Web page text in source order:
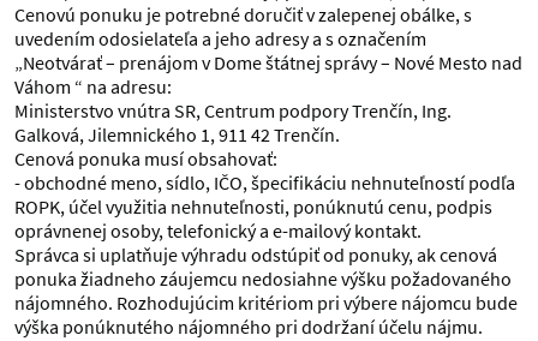
Cenovú ponuku je potrebné doručiť v zalepenej obálke, s
uvedením odosielateľa a jeho adresy a s označením
„Neotvárať – prenájom v Dome štátnej správy – Nové Mesto nad
Váhom “ na adresu:
Ministerstvo vnútra SR, Centrum podpory Trenčín, Ing.
Galková, Jilemnického 1, 911 42 Trenčín.
Cenová ponuka musí obsahovať:
- obchodné meno, sídlo, IČO, špecifikáciu nehnuteľností podľa
ROPK, účel využitia nehnuteľnosti, ponúknutú cenu, podpis
oprávnenej osoby, telefonický a e-mailový kontakt.
Správca si uplatňuje výhradu odstúpiť od ponuky, ak cenová
ponuka žiadneho záujemcu nedosiahne výšku požadovaného
nájomného. Rozhodujúcim kritériom pri výbere nájomcu bude
výška ponúknutého nájomného pri dodržaní účelu nájmu.